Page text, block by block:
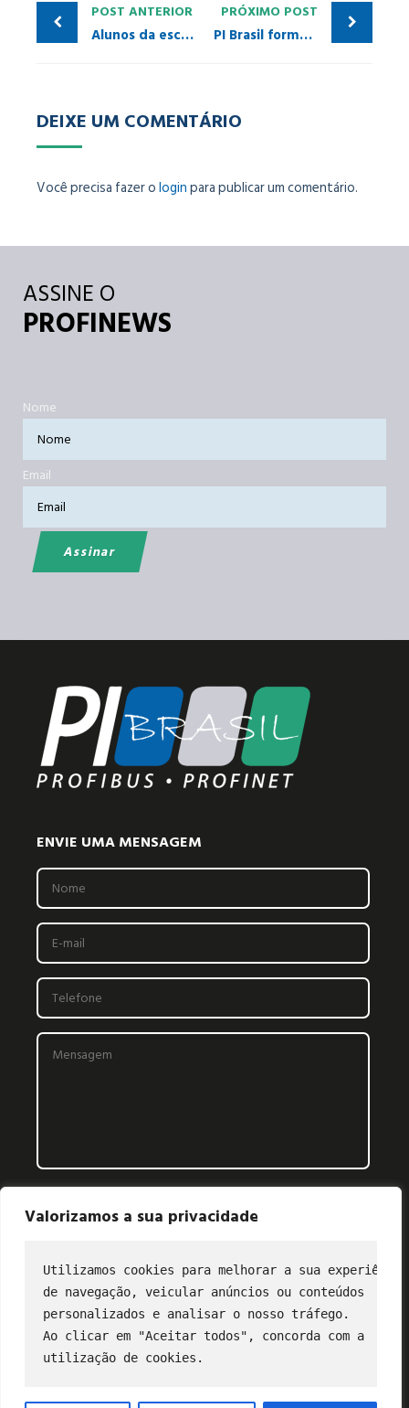
Valorizamos a sua privacidade
Utilizamos cookies para melhorar a sua experiência
de navegação, veicular anúncios ou conteúdos
personalizados e analisar o nosso tráfego.
Ao clicar em "Aceitar todos", concorda com a
utilização de cookies.
POST ANTERIOR
Alunos da escola SENAI de Pindamonhangaba desenvolvem integração de redes PROFINET via mobile
PRÓXIMO POST
PI Brasil forma Grupo de Trabalho de Cabos
DEIXE UM COMENTÁRIO
Você precisa fazer ologinpara publicar um comentário.
ASSINE O
PROFINEWS
Nome
Email
ENVIE UMA MENSAGEM
CONTATO
(11) 2849-3202
profibus@profibus.org.br